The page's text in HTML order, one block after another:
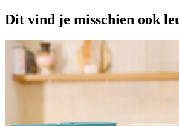
Dit vind je misschien ook